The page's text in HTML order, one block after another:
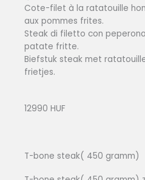
Cote-filet à la ratatouille
aux pommes frites.
Steak di filetto con
patate fritte.
Biefstuk steak met
frietjes.
12990 HUF
T-bone steak( 450 gramm)